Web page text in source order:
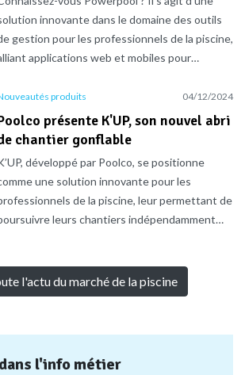
innovante dans le domaine des outils
gestion pour les professionnels de la piscine,
applications web et mobiles pour…
produits 04/12/2024
présente K'UP, son nouvel abri
chantier gonflable
développé par Poolco, se positionne
une solution innovante pour les
de la piscine, leur permettant de
leurs chantiers indépendamment…
l'actu du marché de la piscine
l'info métier